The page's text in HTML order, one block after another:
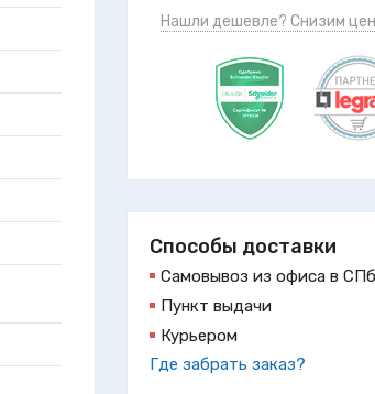
Нашли дешевле? Снизим
Способы доставки
Самовывоз из офиса в СПб
Пункт выдачи
Курьером
Где забрать заказ?